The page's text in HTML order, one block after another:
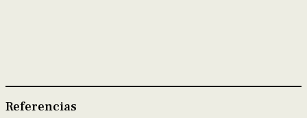
Referencias